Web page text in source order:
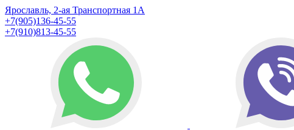
Ярославль, 2-ая Транспортная 1А
+7(905)136-45-55
+7(910)813-45-55